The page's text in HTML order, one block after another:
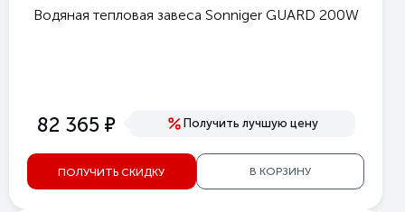
Водяная тепловая завеса Sonniger GUARD 200W
82 365 е Получить лучшую цену
ПОЛУЧИТЬ СКИДКУ В КОРЗИНУ